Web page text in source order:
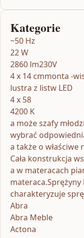
Kategorie
~50 Hz
22 W
2860 lm230V
4 x 14 cmmonta -
lustra z listw LED
4 x 58
4200 K
a może szafy
wybrać
a także o właściwe
Cała konstrukcja
a w materacach
charakteryzuje
Abra
Abra Meble
Actona